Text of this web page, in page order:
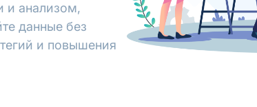
и анализом,
данные без
и повышения